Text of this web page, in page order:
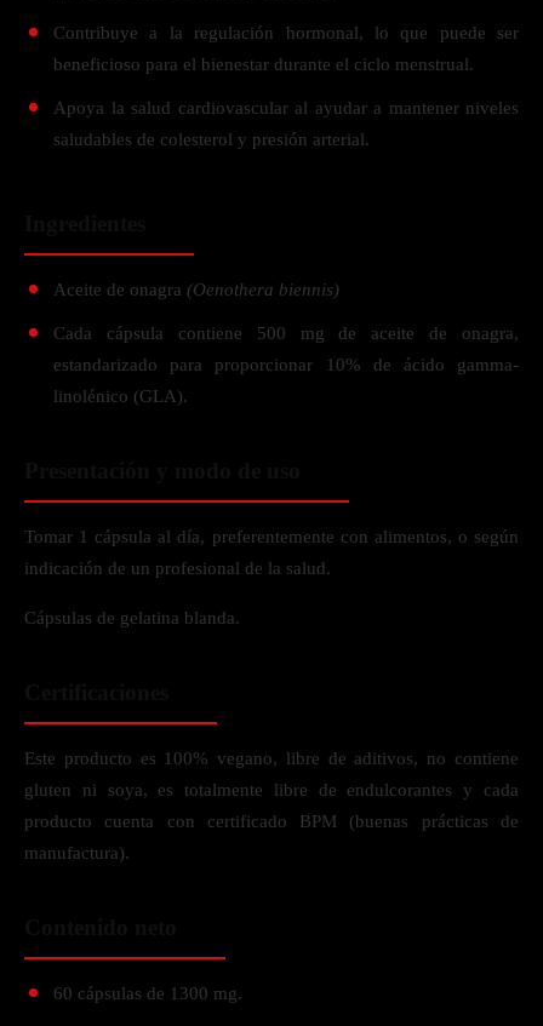
Contribuye a la regulación hormonal, lo que puede ser
beneficioso para el bienestar durante el ciclo menstrual.
Apoya la salud cardiovascular al ayudar a mantener niveles
saludables de colesterol y presión arterial.
Aceite de onagra (Oenothera biennis)
Cada cápsula contiene 500 mg de aceite de onagra,
estandarizado para proporcionar 10% de ácido gamma-
linolénico (GLA).
Tomar 1 cápsula al día, preferentemente con alimentos, o según
indicación de un profesional de la salud.
Cápsulas de gelatina blanda.
Este producto es 100% vegano, libre de aditivos, no contiene
gluten ni soya, es totalmente libre de endulcorantes y cada
producto cuenta con certificado BPM (buenas prácticas de
manufactura).
60 cápsulas de 1300 mg.